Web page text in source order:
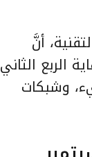
أنَّ
بقيمة 11.660 مليون ريال بنهاية الربع الثاني
وشبكات